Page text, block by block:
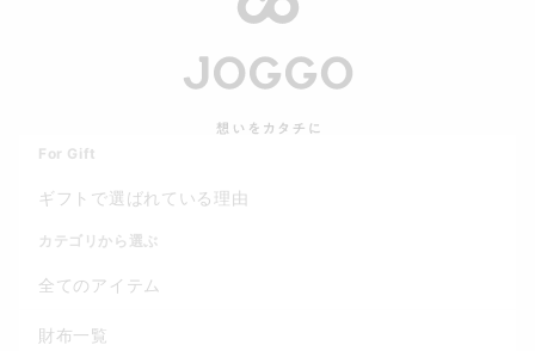
For Gift
ギフトで選ばれている理由
カテゴリから選ぶ
全てのアイテム
財布一覧